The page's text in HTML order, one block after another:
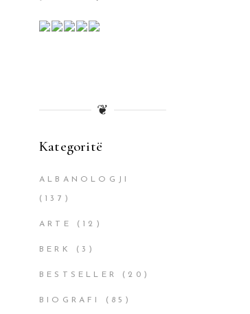
❦
Kategoritë
ALBANOLOGJI
(137)
ARTE (12)
BERK (3)
BESTSELLER (20)
BIOGRAFI (85)